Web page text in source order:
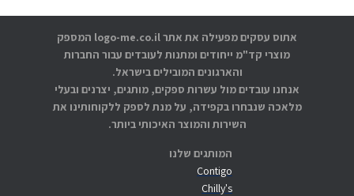
המותגים שלנו
Contigo
Chilly's
אתוס עסקים מפעילה את אתר logo-me.co.il המספק
מוצרי קד"מ ייחודים ומתנות לעובדים עבור החברות
והארגונים המובילים בישראל.
אנחנו עובדים מול עשרות ספקים, מותגים, יצרנים ובעלי
מלאכה שנבחרו בקפידה, על מנת לספק ללקוחותינו את
השירות והמוצר האיכותי ביותר.